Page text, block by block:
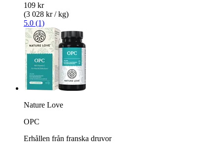
109 kr
(3 028 kr / kg)
5.0 (1)
Nature Love
OPC
Erhållen från franska druvor